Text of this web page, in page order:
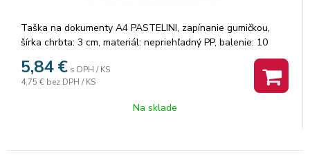
Taška na dokumenty A4 PASTELINI, zapínanie gumičkou,
šírka chrbta: 3 cm, materiál: nepriehľadný PP, balenie: 10
5,84 € s DPH / KS
4,75 € bez DPH / KS
Na sklade